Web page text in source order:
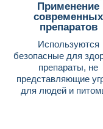
Применение
современных
препаратов
Используются
безопасные для
препараты, не
представляющие
для людей и